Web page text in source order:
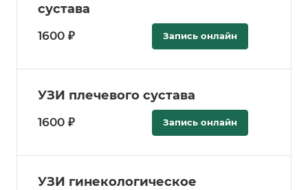
сустава
1600 ₽ Запись онлайн
УЗИ плечевого сустава
1600 ₽ Запись онлайн
УЗИ гинекологическое